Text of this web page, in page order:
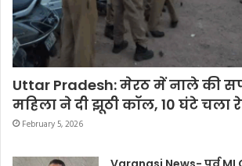
Uttar Pradesh: मेरठ में नाले की
महिला ने दी झूठी कॉल, 10 घंटे
February 5, 2026